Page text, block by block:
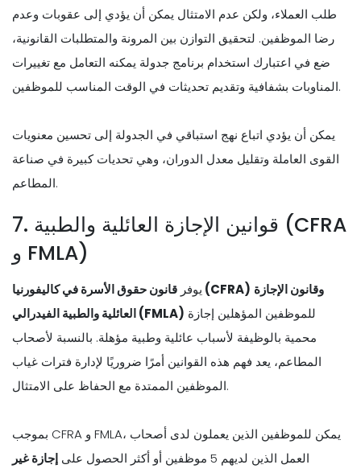
طلب العملاء، ولكن عدم الامتثال يمكن أن يؤدي إلى عقوبات وعدم
رضا الموظفين. لتحقيق التوازن بين المرونة والمتطلبات القانونية،
ضع في اعتبارك استخدام برنامج جدولة يمكنه التعامل مع تغييرات
المناوبات بشفافية وتقديم تحديثات في الوقت المناسب للموظفين.
يمكن أن يؤدي اتباع نهج استباقي في الجدولة إلى تحسين معنويات
القوى العاملة وتقليل معدل الدوران، وهي تحديات كبيرة في صناعة
المطاعم.
7. قوانين الإجازة العائلية والطبية (CFRA
و FMLA)
يوفر قانون حقوق الأسرة في كاليفورنيا (CFRA) وقانون الإجازة
العائلية والطبية الفيدرالي (FMLA)
محمية بالوظيفة لأسباب عائلية وطبية مؤهلة. بالنسبة لأصحاب
المطاعم، يعد فهم هذه القوانين أمرًا ضروريًا لإدارة فترات غياب
الموظفين الممتدة مع الحفاظ على الامتثال.
بموجب CFRA و FMLA، يمكن للموظفين الذين يعملون لدى أصحاب
العمل الذين لديهم 5 موظفين أو أكثر الحصول على
إجازة غير